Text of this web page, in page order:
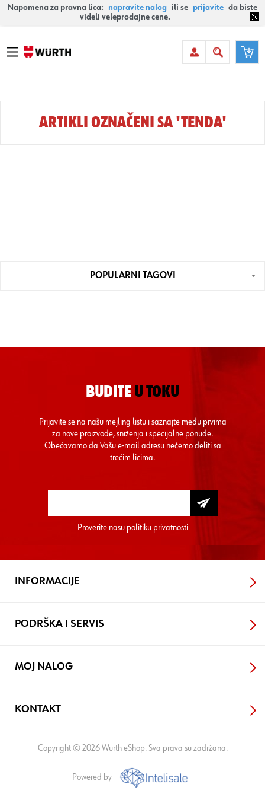
Napomena za pravna lica: napravite nalog ili se prijavite da biste
videli veleprodajne cene.
ARTIKLI OZNAČENI SA 'TENDA'
POPULARNI TAGOVI
BUDITE U TOKU
Prijavite se na našu mejling listu i saznajte među prvima
za nove proizvode, sniženja i specijalne ponude.
Obećavamo da Vašu e-mail adresu nećemo deliti sa
trećim licima.
Proverite nasu politiku privatnosti
INFORMACIJE
PODRŠKA I SERVIS
MOJ NALOG
KONTAKT
Copyright © 2026 Wurth eShop. Sva prava su zadržana.
Powered by